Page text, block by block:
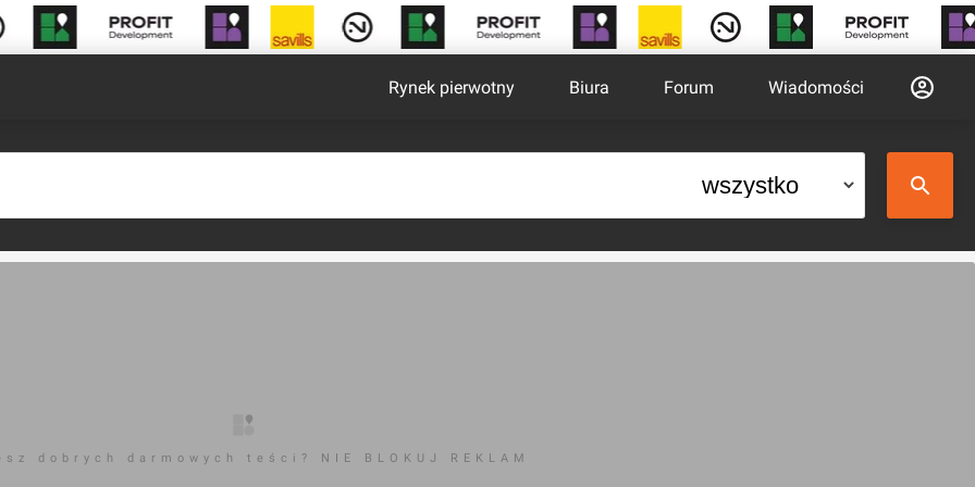
Rynek pierwotny Biura Forum Wiadomości
dobrych darmowych teści? NIE BLOKUJ REKLAM